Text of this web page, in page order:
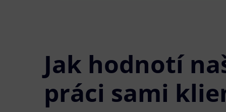
Jak hodnotí
práci sami